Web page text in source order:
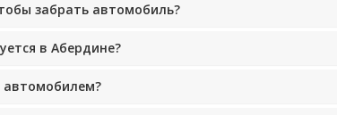
забрать автомобиль?
в Абердине?